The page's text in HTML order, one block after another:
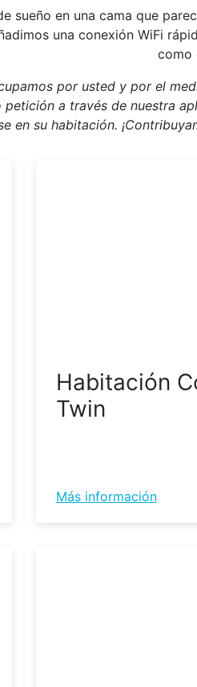
sueño en una cama que
una conexión WiFi
como
por usted y por el
a través de nuestra
en su habitación.
Habitación
Twin
Más información